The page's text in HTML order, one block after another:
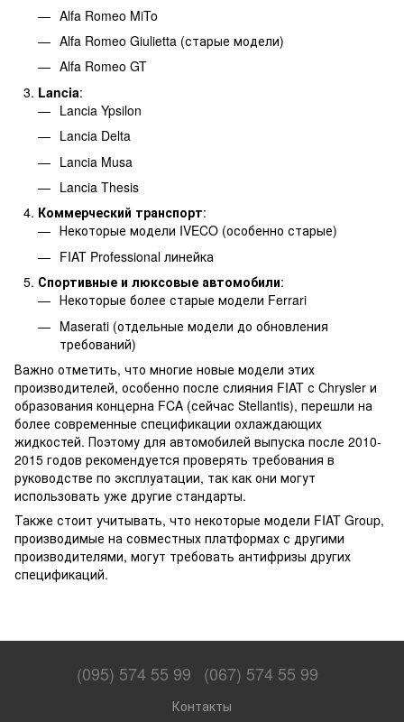
Alfa Romeo MiTo
Alfa Romeo Giulietta (старые модели)
Alfa Romeo GT
Lancia:
Lancia Ypsilon
Lancia Delta
Lancia Musa
Lancia Thesis
Коммерческий транспорт:
Некоторые модели IVECO (особенно старые)
FIAT Professional линейка
Спортивные и люксовые автомобили:
Некоторые более старые модели Ferrari
Maserati (отдельные модели до обновления
требований)
Важно отметить, что многие новые модели этих
производителей, особенно после слияния FIAT с Chrysler и
образования концерна FCA (сейчас Stellantis), перешли на
более современные спецификации охлаждающих
жидкостей. Поэтому для автомобилей выпуска после 2010-
2015 годов рекомендуется проверять требования в
руководстве по эксплуатации, так как они могут
использовать уже другие стандарты.
Также стоит учитывать, что некоторые модели FIAT Group,
производимые на совместных платформах с другими
производителями, могут требовать антифризы других
спецификаций.
(095) 574 55 99 (067) 574 55 99
Контакты